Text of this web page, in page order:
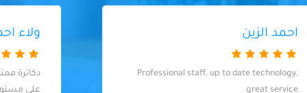
دكاترة ممتازين، مهتمين بالتعقيم والشغل